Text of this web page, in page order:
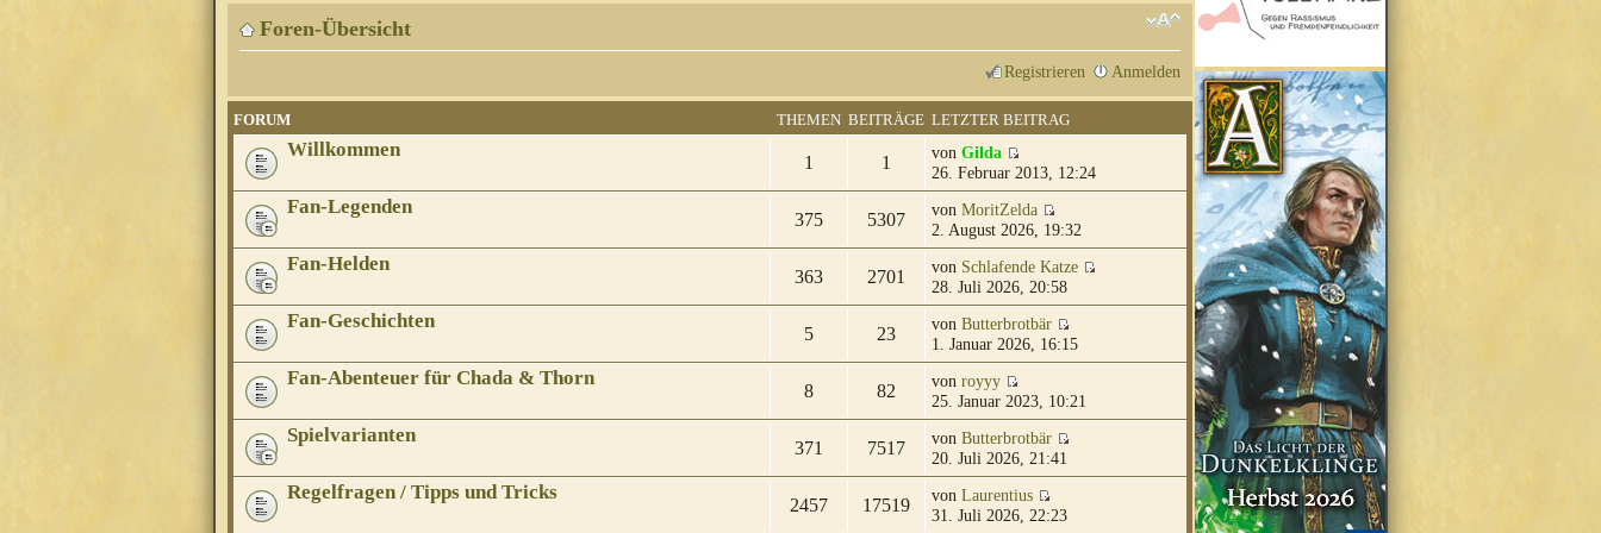
Foren-Übersicht
Registrieren Anmelden
FORUM THEMEN BEITRÄGE LETZTER BEITRAG
Willkommen
1 1 von Gilda
26. Februar 2013, 12:24
Fan-Legenden
375 5307 von MoritZelda
2. August 2026, 19:32
Fan-Helden
363 2701 von Schlafende Katze
28. Juli 2026, 20:58
Fan-Geschichten
5 23 von Butterbrotbär
1. Januar 2026, 16:15
Fan-Abenteuer für Chada & Thorn
8 82 von royyy
25. Januar 2023, 10:21
Spielvarianten
371 7517 von Butterbrotbär
20. Juli 2026, 21:41
Regelfragen / Tipps und Tricks
2457 17519 von Laurentius
31. Juli 2026, 22:23